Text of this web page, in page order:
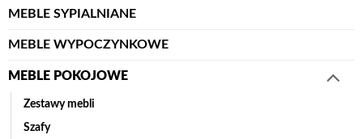
MEBLE SYPIALNIANE
MEBLE WYPOCZYNKOWE
MEBLE POKOJOWE
Zestawy mebli
Szafy